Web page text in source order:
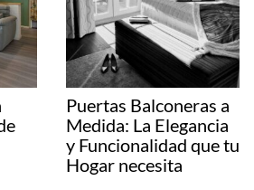
Puertas Balconeras a
Medida: La Elegancia
y Funcionalidad que tu
Hogar necesita